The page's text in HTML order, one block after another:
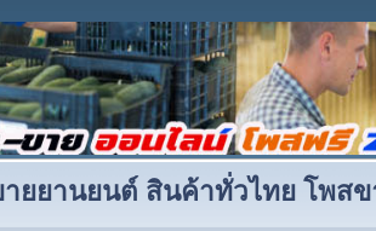
ยยานยนต์ สินค้าทั่วไทย โพส